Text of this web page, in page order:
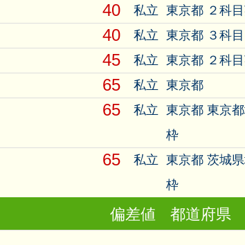
40 私立 東京都 ２科
40 私立 東京都 ３科目
45 私立 東京都 ２科
65 私立 東京都
65 私立 東京都 東京
枠
65 私立 東京都 茨城
枠
偏差値 都道府県